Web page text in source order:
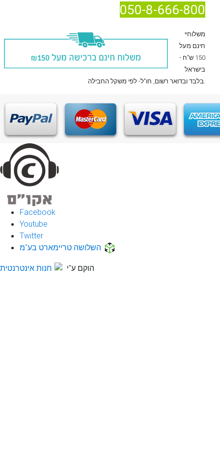
050-8-666-800
*משלוח
חינם מעל
150 ש"ח -
בישראל
בלבדובדואר רשום , חו"ל- לפי משקל החבילה.
Facebook
Youtube
Twitter
השלושה טריימארט בע"מ
הוקם ע"י חנות אינטרנטית